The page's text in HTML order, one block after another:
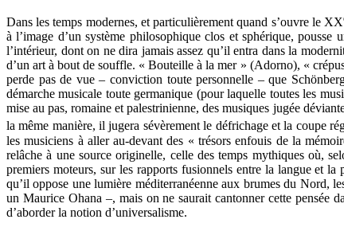
Dans les temps modernes, et particulièrement quand s’ouvre le XX
à l’image d’un système philosophique clos et sphérique,
l’intérieur, dont on ne dira jamais assez qu’il entra dans la
d’un art à bout de souffle. « Bouteille à la mer » (Adorno), «
perde pas de vue – conviction toute personnelle – que
démarche musicale toute germanique (pour laquelle toutes les
mise au pas, romaine et palestrinienne, des musiques jugée
la même manière, il jugera sévèrement le défrichage et la coupe
les musiciens à aller au-devant des « trésors enfouis de la
relâche à une source originelle, celle des temps mythiques où,
premiers moteurs, sur les rapports fusionnels entre la langue et
qu’il oppose une lumière méditerranéenne aux brumes du Nord,
un Maurice Ohana –, mais on ne saurait cantonner cette pensée
d’aborder la notion d’universalisme.